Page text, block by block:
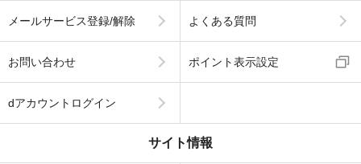
メールサービス登録/解除 よくある質問
お問い合わせ ポイント表示設定
dアカウントログイン
サイト情報